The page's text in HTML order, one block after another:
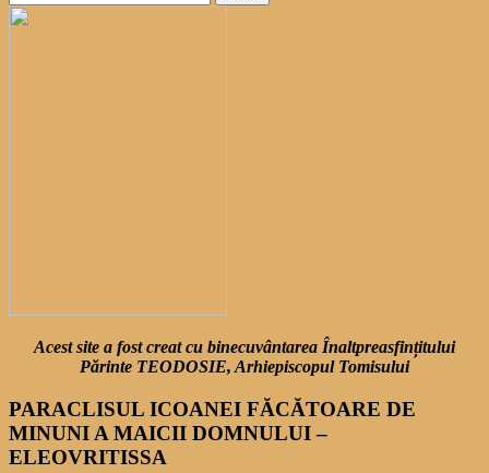
după:
Acest site a fost creat cu binecuvântarea Înaltpreasfințitului
Părinte TEODOSIE, Arhiepiscopul Tomisului
PARACLISUL ICOANEI FĂCĂTOARE DE
MINUNI A MAICII DOMNULUI –
ELEOVRITISSA